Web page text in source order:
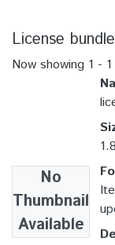
License bundle
Now showing 1 -
No
Thumbnail
Available